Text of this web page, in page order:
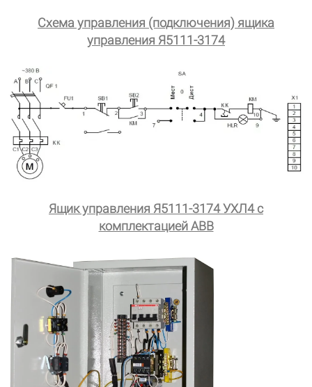
Схема управления (подключения) ящика
управления Я5111-3174
Ящик управления Я5111-3174 УХЛ4 с
комплектацией ABB